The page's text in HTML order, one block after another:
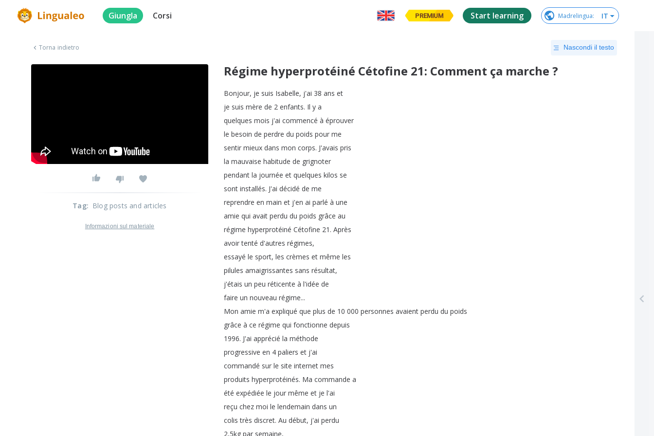
Giungla Corsi PREMIUM Start learning Madrelingua: IT
Torna indietro Nascondi il testo
Régime hyperprotéiné Cétofine 21: Comment ça marche ?
Bonjour, je suis Isabelle, j'ai 38 ans et
je suis mère de 2 enfants. Il y a
quelques mois j'ai commencé à éprouver
le besoin de perdre du poids pour me
sentir mieux dans mon corps. J'avais pris
la mauvaise habitude de grignoter
pendant la journée et quelques kilos se
sont installés. J'ai décidé de me
reprendre en main et j'en ai parlé à une
amie qui avait perdu du poids grâce au
régime hyperprotéiné Cétofine 21. Après
avoir tenté d'autres régimes,
essayé le sport, les crèmes et même les
pilules amaigrissantes sans résultat,
j'étais un peu réticente à l'idée de
faire un nouveau régime...
Mon amie m'a expliqué que plus de 10 000 personnes avaient perdu du poids
grâce à ce régime qui fonctionne depuis
1996. J'ai apprécié la méthode
progressive en 4 paliers et j'ai
commandé sur le site internet mes
produits hyperprotéinés. Ma commande a
été expédiée le jour même et je l'ai
reçu chez moi le lendemain dans un
colis très discret. Au début, j'ai perdu
2,5kg par semaine,
Tag: Blog posts and articles
Informazioni sul materiale